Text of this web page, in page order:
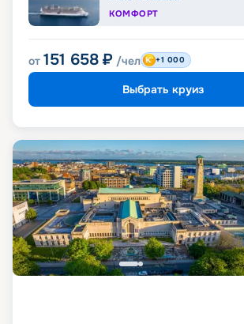
КОМФОРТ
от 151 658 ₽ /чел +1 000
Выбрать круиз